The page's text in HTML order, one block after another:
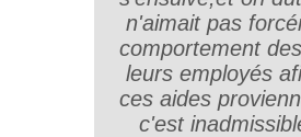
n'aimait pas
comportement
leurs employés
ces aides
c'est